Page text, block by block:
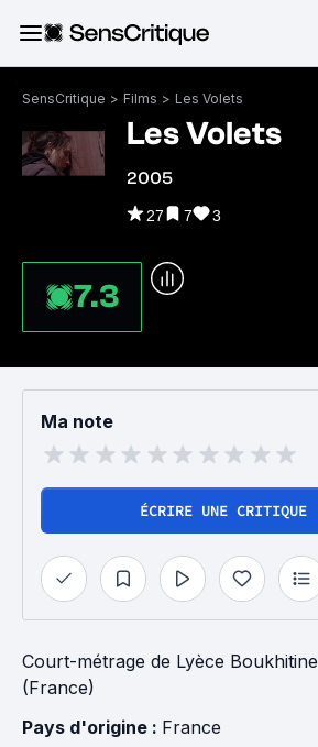
SensCritique > Films > Les Volets
Les Volets
2005
27 7 3
7.3
Ma note
ÉCRIRE UNE CRITIQUE
Court-métrage de Lyèce Boukhitine
(France)
Pays d'origine : France